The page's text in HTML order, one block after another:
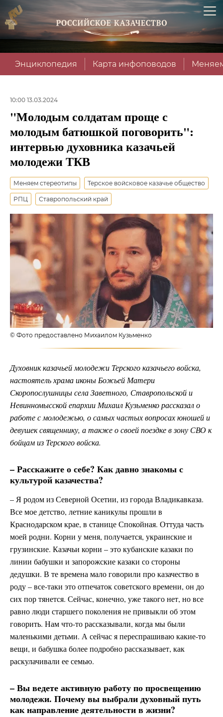
Энциклопедия Карта инфоповодов
10:00 13.03.2024
"Молодым солдатам проще с
молодым батюшкой поговорить":
интервью духовника казачьей
молодежи ТКВ
Меняем стереотипы Терское войсковое казачье общество
РПЦ Ставропольский край
© Фото предоставлено Михаилом Кузьменко
Духовник казачьей молодежи Терского казачьего войска,
настоятель храма иконы Божьей Матери
Скоропослушницы села Заветного, Ставропольской и
Невинномысской епархии Михаил Кузьменко рассказал о
работе с молодежью, о самых частых вопросах юношей и
девушек священнику, а также о своей поездке в зону СВО к
бойцам из Терского войска.
– Расскажите о себе? Как давно знакомы с
культурой казачества?
– Я родом из Северной Осетии, из города Владикавказа.
Все мое детство, летние каникулы прошли в
Краснодарском крае, в станице Спокойная. Оттуда часть
моей родни. Корни у меня, получается, украинские и
грузинские. Казачьи корни – это кубанские казаки по
линии бабушки и запорожские казаки со стороны
дедушки. В те времена мало говорили про казачество в
роду – все-таки это отпечаток советского времени, он до
сих пор тянется. Сейчас, конечно, уже такого нет, но все
равно люди старшего поколения не привыкли об этом
говорить. Нам что-то рассказывали, когда мы были
маленькими детьми. А сейчас я переспрашиваю какие-то
вещи, и бабушка более подробно рассказывает, как
раскулачивали ее семью.
– Вы ведете активную работу по просвещению
молодежи. Почему вы выбрали духовный путь
как направление деятельности в жизни?